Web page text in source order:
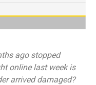
ago stopped
online last week is
arrived damaged?